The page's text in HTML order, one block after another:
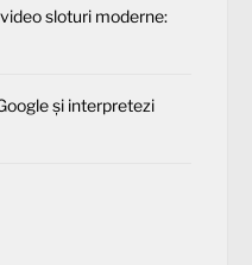
sloturi moderne:
și interpretezi